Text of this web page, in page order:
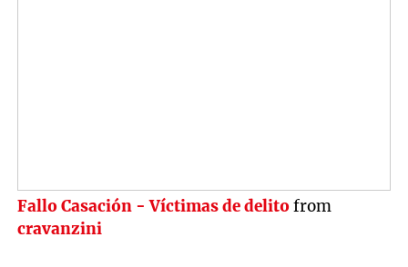
Fallo Casación - Víctimas de delitofrom
cravanzini